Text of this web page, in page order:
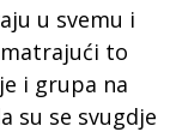
u svemu i
to
i grupa na
su se svugdje